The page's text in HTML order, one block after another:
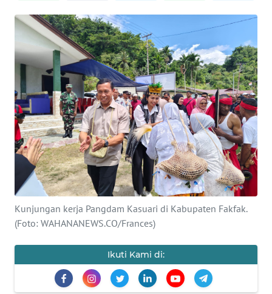
Kunjungan kerja Pangdam Kasuari di Kabupaten Fakfak.
(Foto: WAHANANEWS.CO/Frances)
Ikuti Kami di:
OPINI
Informasi
BERITA
KONTAK
KAMI
INFO
IKLAN
TENTANG
KAMI
MEDIA